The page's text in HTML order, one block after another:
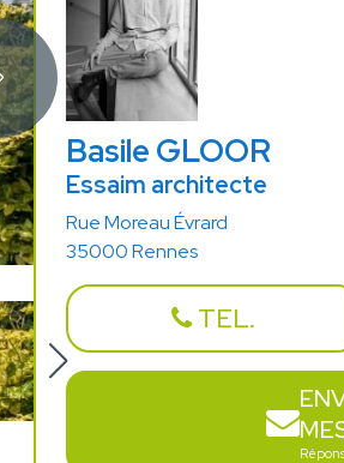
Basile GLOOR
Essaim architecte
Rue Moreau Évrard
35000 Rennes
TEL.